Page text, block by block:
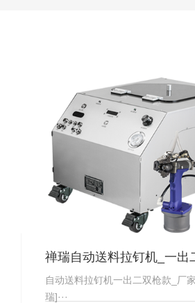
禅瑞自动送料拉钉机_一出
自动送料拉钉机一出二双枪款_厂
瑞]···